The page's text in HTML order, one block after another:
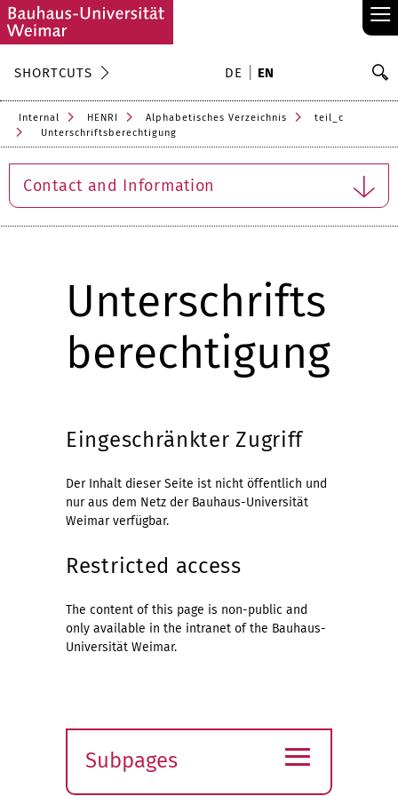
≡
SHORTCUTS DE EN
Internal HENRI Alphabetisches Verzeichnis
teil_c
Unterschriftsberechtigung
Contact and Information
Unterschrifts
berechtigung
Eingeschränkter Zugriff
Der Inhalt dieser Seite ist nicht öffentlich und
nur aus dem Netz der Bauhaus-Universität
Weimar verfügbar.
Restricted access
The content of this page is non-public and
only available in the intranet of the Bauhaus-
Universität Weimar.
Subpages
≡